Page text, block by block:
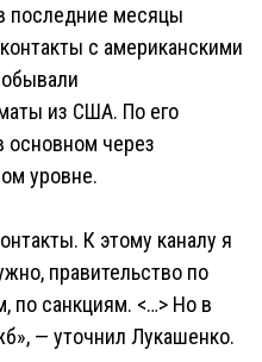
последние месяцы
с американскими
из США. По его
основном через
уровне.
К этому каналу я
правительство по
по санкциям. <…> Но в
— уточнил Лукашенко.